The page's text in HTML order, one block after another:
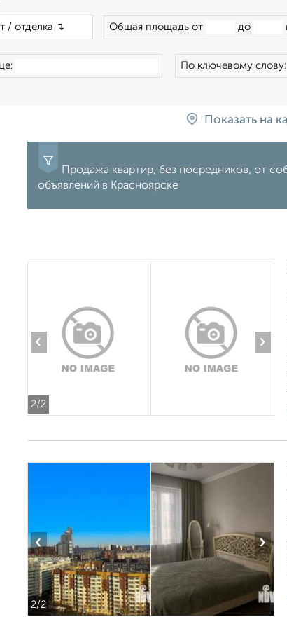
Общая площадь от до
По ключевому слову:
Показать на
Продажа квартир, без посредников, от
объявлений в Красноярске
2/2
‹ ›
2/2
‹ ›